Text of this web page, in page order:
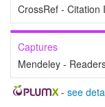
CrossRef - Citation
Captures
Mendeley -
- see